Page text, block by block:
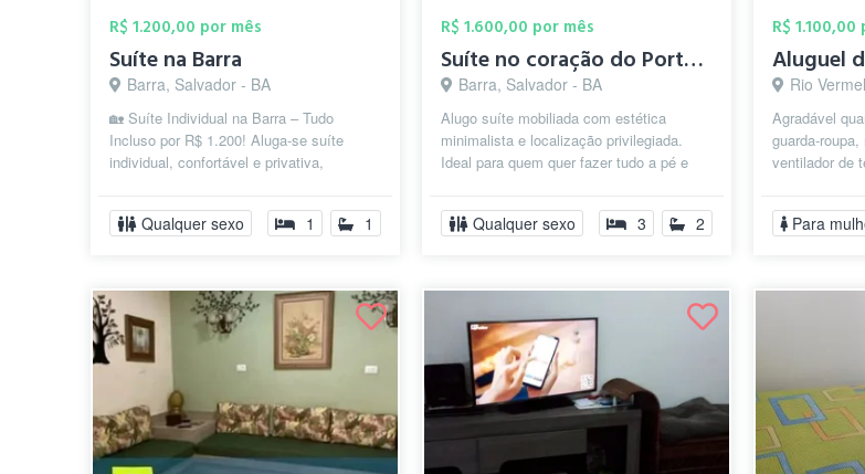
R$ 1.200,00 por mês
Suíte na Barra
Barra, Salvador - BA
🏡 Suíte Individual na Barra – Tudo
Incluso por R$ 1.200! Aluga-se suíte
individual, confortável e privativa,
Caravelas,...
Qualquer sexo 1 1
R$ 1.600,00 por mês
Suíte no coração do Porto da Barra – A 1...
Barra, Salvador - BA
Alugo suíte mobiliada com estética
minimalista e localização privilegiada.
Ideal para quem quer fazer tudo a pé e
Qualquer sexo 3 2
R$ 1.100,00
Rio
Agradável
guarda-
ventilador de
Para